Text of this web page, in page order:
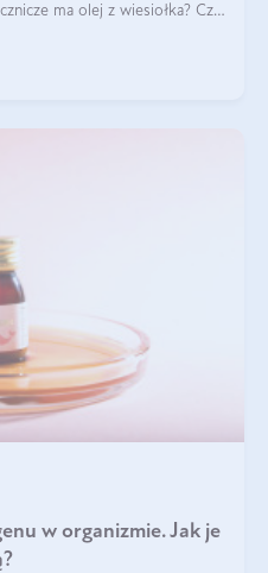
ma olej z wiesiołka? Czy
w organizmie. Jak je